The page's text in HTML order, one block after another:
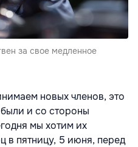
за свое медленное
новых членов, это
и со стороны
мы хотим их
в пятницу, 5 июня, перед